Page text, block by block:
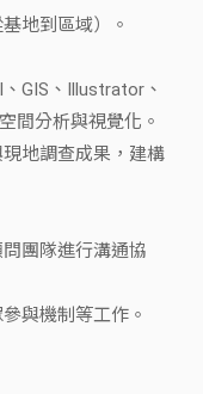
地到區域）。
GIS、Illustrator、
間分析與視覺化。
地調查成果，建構
團隊進行溝通協
與機制等工作。